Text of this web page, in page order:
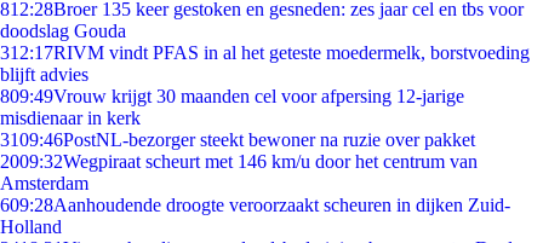
812:28Broer 135 keer gestoken en gesneden: zes jaar cel en tbs voor
doodslag Gouda
312:17RIVM vindt PFAS in al het geteste moedermelk, borstvoeding
blijft advies
809:49Vrouw krijgt 30 maanden cel voor afpersing 12-jarige
misdienaar in kerk
3109:46PostNL-bezorger steekt bewoner na ruzie over pakket
2009:32Wegpiraat scheurt met 146 km/u door het centrum van
Amsterdam
609:28Aanhoudende droogte veroorzaakt scheuren in dijken Zuid-
Holland